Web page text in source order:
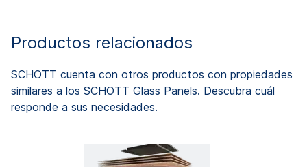
Productos relacionados
SCHOTT cuenta con otros productos con propiedades
similares a los SCHOTT Glass Panels. Descubra cuál
responde a sus necesidades.